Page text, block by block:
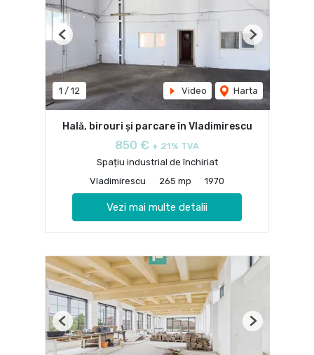
1 / 12 Video Harta
Previous Next
Hală, birouri și parcare în Vladimirescu
850 € + 21% TVA
Spațiu industrial de închiriat
Vladimirescu
265 mp 1970
Vezi mai multe detalii
Previous Next